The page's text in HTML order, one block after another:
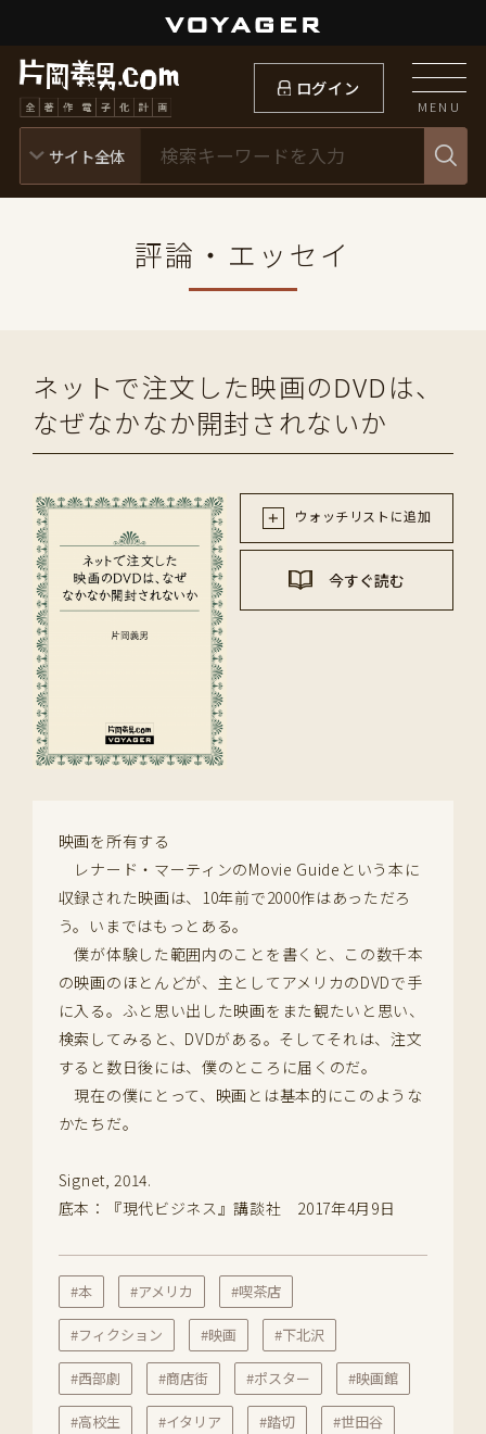
ログイン
MENU
評論・エッセイ
ネットで注文した映画のDVDは、
なぜなかなか開封されないか
ウォッチリストに追加
今すぐ読む
映画を所有する
レナード・マーティンのMovie Guideという本に
収録された映画は、10年前で2000作はあっただろ
う。いまではもっとある。
僕が体験した範囲内のことを書くと、この数千本
の映画のほとんどが、主としてアメリカのDVDで手
に入る。ふと思い出した映画をまた観たいと思い、
検索してみると、DVDがある。そしてそれは、注文
すると数日後には、僕のところに届くのだ。
現在の僕にとって、映画とは基本的にこのような
かたちだ。
Signet, 2014.
底本：『現代ビジネス』講談社 2017年4月9日
#本 #アメリカ #喫茶店
#フィクション #映画 #下北沢
#西部劇 #商店街 #ポスター #映画館
#高校生 #イタリア #踏切 #世田谷